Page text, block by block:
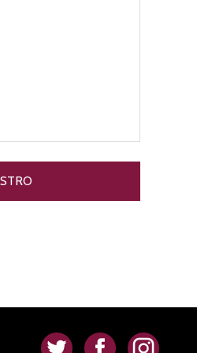
. . .